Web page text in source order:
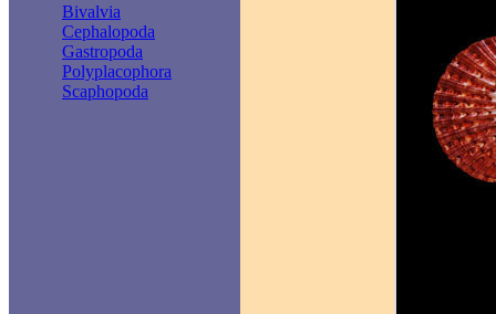
Bivalvia
Cephalopoda
Gastropoda
Polyplacophora
Scaphopoda